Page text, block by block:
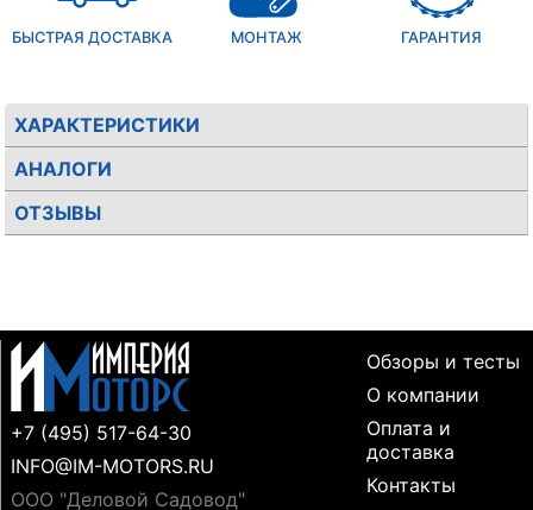
БЫСТРАЯ ДОСТАВКА МОНТАЖ ГАРАНТИЯ
ХАРАКТЕРИСТИКИ
АНАЛОГИ
ОТЗЫВЫ
+7 (495) 517-64-30
INFO@IM-MOTORS.RU
ООО "Деловой Садовод"
Обзоры и тесты
О компании
Оплата и
доставка
Контакты